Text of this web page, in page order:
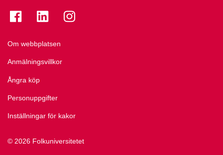
© 2026 Folkuniversitetet
Om webbplatsen
Anmälningsvillkor
Ångra köp
Personuppgifter
Inställningar för kakor
Se folkuniversitetet på Facebook
Se folkuniversitetet på LinkedIn